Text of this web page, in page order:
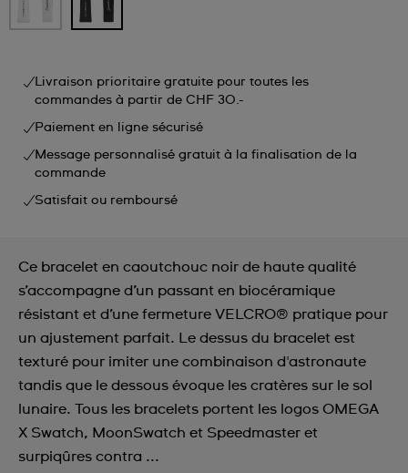
Livraison prioritaire gratuite pour toutes les
commandes à partir de CHF 30.-
Paiement en ligne sécurisé
Message personnalisé gratuit à la finalisation de la
commande
Satisfait ou remboursé
Ce bracelet en caoutchouc noir de haute qualité
s’accompagne d’un passant en biocéramique
résistant et d’une fermeture VELCRO® pratique pour
un ajustement parfait. Le dessus du bracelet est
texturé pour imiter une combinaison d'astronaute
tandis que le dessous évoque les cratères sur le sol
lunaire. Tous les bracelets portent les logos OMEGA
X Swatch, MoonSwatch et Speedmaster et
surpiqûres contra ...